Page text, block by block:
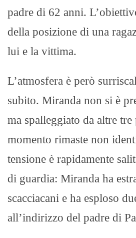
padre di 62 anni.
della posizione di una
lui e la vittima.
L’atmosfera è però
subito. Miranda non si è
ma spalleggiato da altre tre
momento rimaste non
tensione è rapidamente
di guardia: Miranda ha
scacciacani e ha esploso
all’indirizzo del padre di